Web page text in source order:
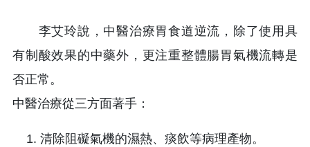
李艾玲說，中醫治療胃食道逆流，除了使用具
有制酸效果的中藥外，更注重整體腸胃氣機流轉是
否正常。
中醫治療從三方面著手：
清除阻礙氣機的濕熱、痰飲等病理產物。